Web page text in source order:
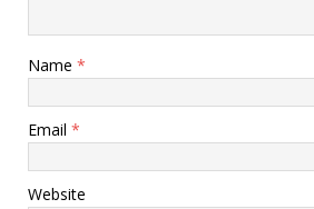
Name *
Email *
Website